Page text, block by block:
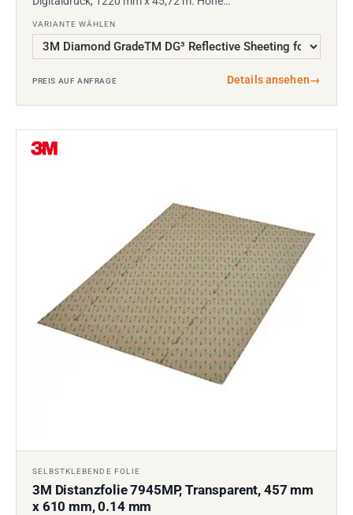
VARIANTE WÄHLEN
PREIS AUF ANFRAGE Details ansehen→
SELBSTKLEBENDE FOLIE
3M Distanzfolie 7945MP, Transparent, 457 mm
x 610 mm, 0.14 mm